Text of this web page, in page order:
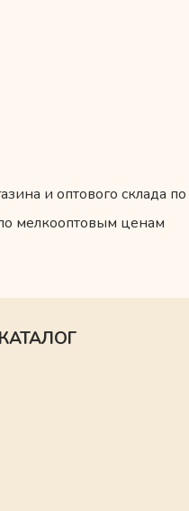
и оптового склада
мелкооптовым ценам
КАТАЛОГ